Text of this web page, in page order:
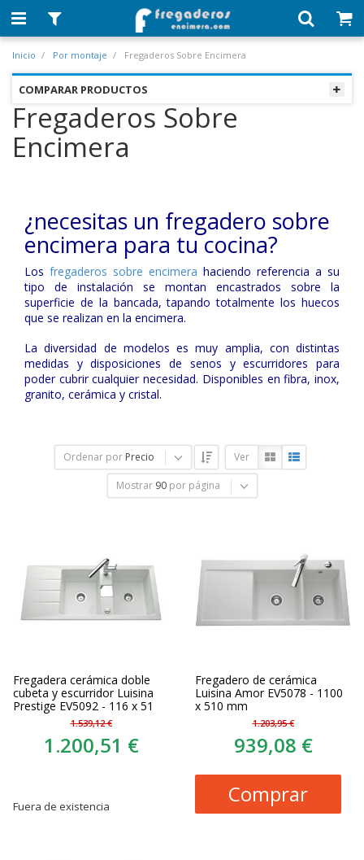
Inicio Por montaje Fregaderos Sobre Encimera
COMPARAR PRODUCTOS
Fregaderos Sobre
Encimera
¿necesitas un fregadero sobre
encimera para tu cocina?
Los fregaderos sobre encimera haciendo referencia a su
tipo de instalación se montan encastrados sobre la
superficie de la bancada, tapando totalmente los huecos
que se realizan en la encimera.
La diversidad de modelos es muy amplia, con distintas
medidas y disposiciones de senos y escurridores para
poder cubrir cualquier necesidad. Disponibles en fibra, inox,
granito, cerámica y cristal.
Ordenar por Precio Ver
Mostrar 90 por página
Fregadera cerámica doble
cubeta y escurridor Luisina
Prestige EV5092 - 116 x 51
1.539,12 €
1.200,51 €
Fuera de existencia
Fregadero de cerámica
Luisina Amor EV5078 - 1100
x 510 mm
1.203,95 €
939,08 €
Comprar